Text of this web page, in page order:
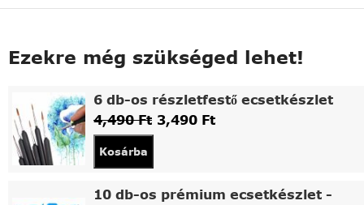
Ezekre még szükséged lehet!
6 db-os részletfestő ecsetkészlet
4,490Ft 3,490 Ft
Kosárba
10 db-os prémium ecsetkészlet -